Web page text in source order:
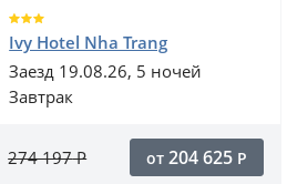
Ivy Hotel Nha Trang
Заезд 19.08.26, 5 ночей
Завтрак
274 197Р от 204 625 Р